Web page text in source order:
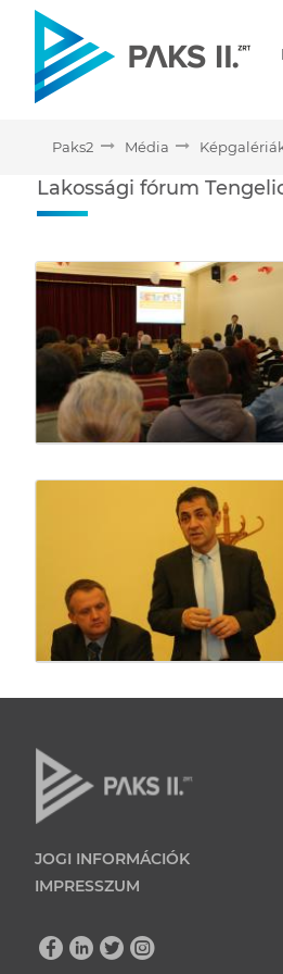
Paks2 Média
Lakossági
Lakossági fórum
Médiatár
JOGI INFORMÁCIÓK
IMPRESSZUM